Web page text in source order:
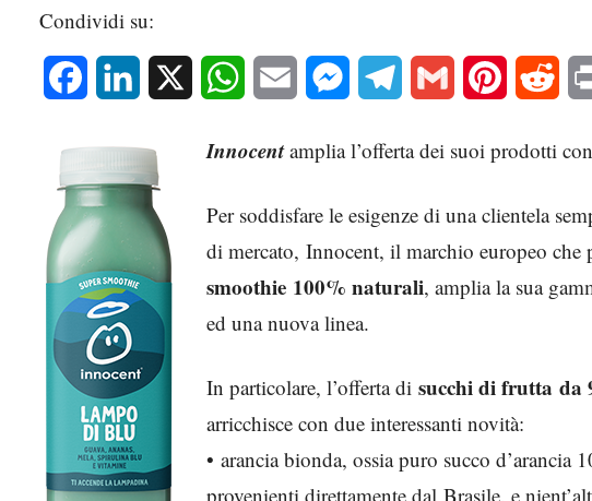
Condividi su:
Facebook LinkedIn WhatsAppEmail MessengerTelegram Gmail Pinterest
Innocentamplia l’offerta dei suoi prodotti
Per soddisfare le esigenze di una clientela
di mercato, Innocent, il marchio europeo che
smoothie 100% naturali, amplia la sua
ed una nuova linea.
In particolare, l’offerta di succhi di frutta da
arricchisce con due interessanti novità:
• arancia bionda, ossia puro succo d’arancia
provenienti direttamente dal Brasile, e